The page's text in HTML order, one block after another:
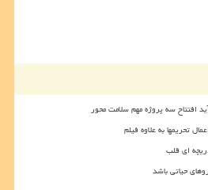
افتتاح سه پروژه مهم سلامت محور
تحریمها به علاوه فیلم
ای قلب
حیاتی باشد